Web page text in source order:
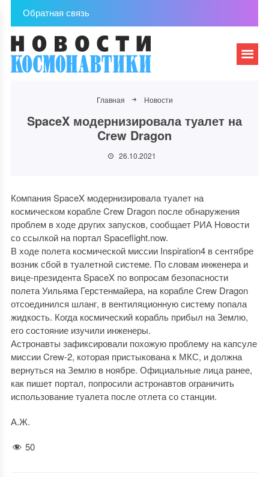
Обратная связь
Главная Новости
SpaceX модернизировала туалет на
Crew Dragon
26.10.2021
Компания SpaceX модернизировала туалет на
космическом корабле Crew Dragon после обнаружения
проблем в ходе других запусков, сообщает РИА Новости
со ссылкой на портал Spaceflight.now.
В ходе полета космической миссии Inspiration4 в сентябре
возник сбой в туалетной системе. По словам инженера и
вице-президента SpaceX по вопросам безопасности
полета Уильяма Герстенмайера, на корабле Crew Dragon
отсоединился шланг, в вентиляционную систему попала
жидкость. Когда космический корабль прибыл на Землю,
его состояние изучили инженеры.
Астронавты зафиксировали похожую проблему на капсуле
миссии Crew-2, которая пристыкована к МКС, и должна
вернуться на Землю в ноябре. Официальные лица ранее,
как пишет портал, попросили астронавтов ограничить
использование туалета после отлета со станции.
А.Ж.
50